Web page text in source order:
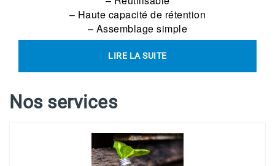
– Haute capacité de rétention
– Assemblage simple
LIRE LA SUITE
Nos services